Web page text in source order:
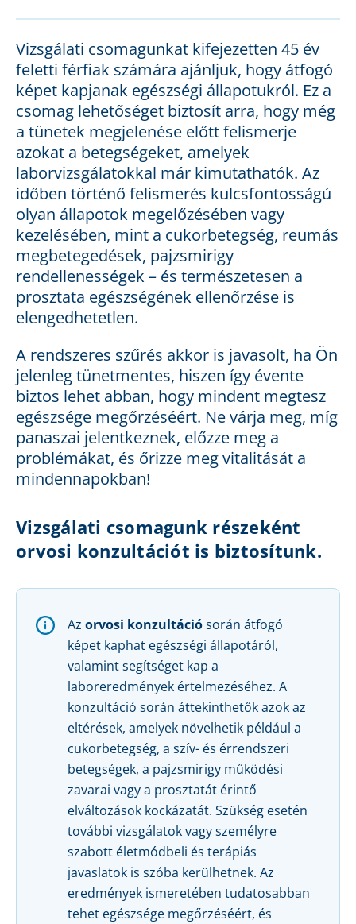
Vizsgálati csomagunkat kifejezetten 45 év
feletti férfiak számára ajánljuk, hogy átfogó
képet kapjanak egészségi állapotukról. Ez a
csomag lehetőséget biztosít arra, hogy még
a tünetek megjelenése előtt felismerje
azokat a betegségeket, amelyek
laborvizsgálatokkal már kimutathatók. Az
időben történő felismerés kulcsfontosságú
olyan állapotok megelőzésében vagy
kezelésében, mint a cukorbetegség, reumás
megbetegedések, pajzsmirigy
rendellenességek – és természetesen a
prosztata egészségének ellenőrzése is
elengedhetetlen.
A rendszeres szűrés akkor is javasolt, ha Ön
jelenleg tünetmentes, hiszen így évente
biztos lehet abban, hogy mindent megtesz
egészsége megőrzéséért. Ne várja meg, míg
panaszai jelentkeznek, előzze meg a
problémákat, és őrizze meg vitalitását a
mindennapokban!
Vizsgálati csomagunk részeként
orvosi konzultációt is biztosítunk.
Az orvosi konzultációsorán átfogó
képet kaphat egészségi állapotáról,
valamint segítséget kap a
laboreredmények értelmezéséhez. A
konzultáció során áttekinthetők azok az
eltérések, amelyek növelhetik például a
cukorbetegség, a szív- és érrendszeri
betegségek, a pajzsmirigy működési
zavarai vagy a prosztatát érintő
elváltozások kockázatát. Szükség esetén
további vizsgálatok vagy személyre
szabott életmódbeli és terápiás
javaslatok is szóba kerülhetnek. Az
eredmények ismeretében tudatosabban
tehet egészsége megőrzéséért, és